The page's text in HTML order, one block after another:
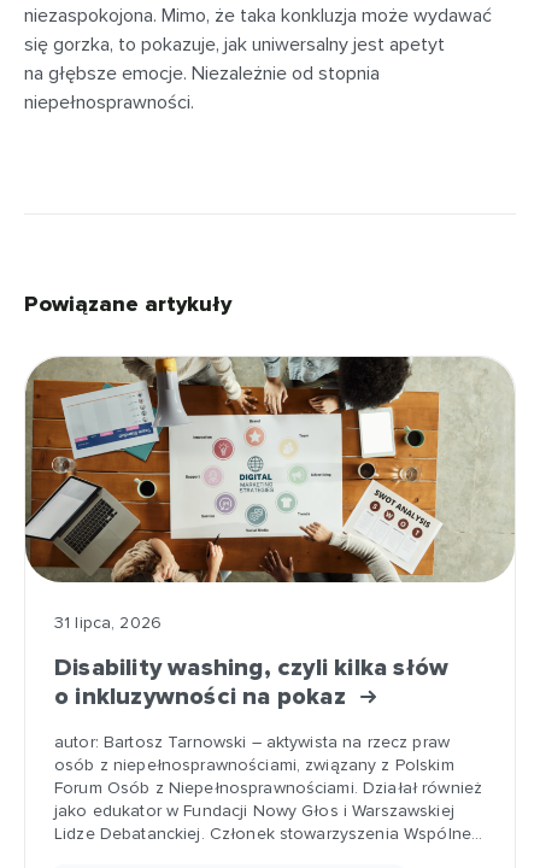
niezaspokojona. Mimo, że taka konkluzja może wydawać
się gorzka, to pokazuje, jak uniwersalny jest apetyt
na głębsze emocje. Niezależnie od stopnia
niepełnosprawności.
Powiązane artykuły
31 lipca, 2026
Disability washing, czyli kilka słów
o inkluzywności na pokaz
autor: Bartosz Tarnowski – aktywista na rzecz praw
osób z niepełnosprawnościami, związany z Polskim
Forum Osób z Niepełnosprawnościami. Działał również
jako edukator w Fundacji Nowy Głos i Warszawskiej
Lidze Debatanckiej. Członek stowarzyszenia Wspólne…